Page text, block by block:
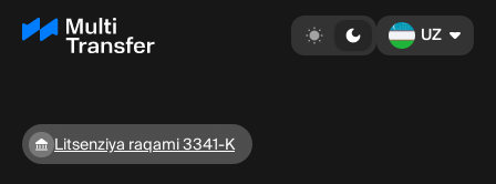
UZ
Litsenziya raqami 3341-K